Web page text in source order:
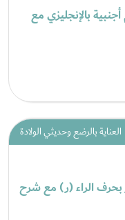
بالإنجليزي مع
العناية بالرضع وحديثي الولادة
بحرف الراء (ر) مع شرح